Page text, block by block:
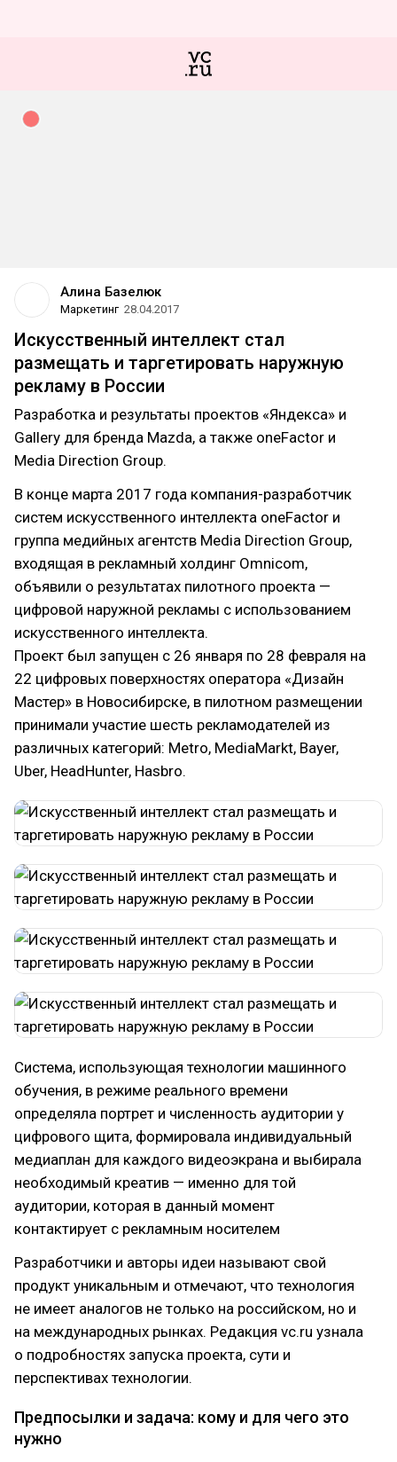
Алина Базелюк
Маркетинг 28.04.2017
Искусственный интеллект стал
размещать и таргетировать наружную
рекламу в России
Разработка и результаты проектов «Яндекса» и
Gallery для бренда Mazda, а также oneFactor и
Media Direction Group.
В конце марта 2017 года компания-разработчик
систем искусственного интеллекта oneFactor и
группа медийных агентств Media Direction Group,
входящая в рекламный холдинг Omnicom,
объявили о результатах пилотного проекта —
цифровой наружной рекламы с использованием
искусственного интеллекта.
Проект был запущен с 26 января по 28 февраля на
22 цифровых поверхностях оператора «Дизайн
Мастер» в Новосибирске, в пилотном размещении
принимали участие шесть рекламодателей из
различных категорий: Metro, MediaMarkt, Bayer,
Uber, HeadHunter, Hasbro.
Система, использующая технологии машинного
обучения, в режиме реального времени
определяла портрет и численность аудитории у
цифрового щита, формировала индивидуальный
медиаплан для каждого видеоэкрана и выбирала
необходимый креатив — именно для той
аудитории, которая в данный момент
контактирует с рекламным носителем
Разработчики и авторы идеи называют свой
продукт уникальным и отмечают, что технология
не имеет аналогов не только на российском, но и
на международных рынках. Редакция vc.ru узнала
о подробностях запуска проекта, сути и
перспективах технологии.
Предпосылки и задача: кому и для чего это
нужно